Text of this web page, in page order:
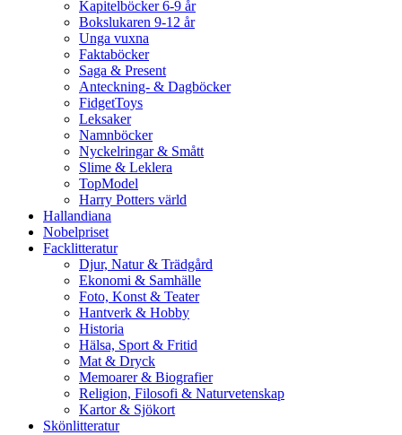
Kapitelböcker 6-9 år
Bokslukaren 9-12 år
Unga vuxna
Faktaböcker
Saga & Present
Anteckning- & Dagböcker
FidgetToys
Leksaker
Namnböcker
Nyckelringar & Smått
Slime & Leklera
TopModel
Harry Potters värld
Hallandiana
Nobelpriset
Facklitteratur
Djur, Natur & Trädgård
Ekonomi & Samhälle
Foto, Konst & Teater
Hantverk & Hobby
Historia
Hälsa, Sport & Fritid
Mat & Dryck
Memoarer & Biografier
Religion, Filosofi & Naturvetenskap
Kartor & Sjökort
Skönlitteratur